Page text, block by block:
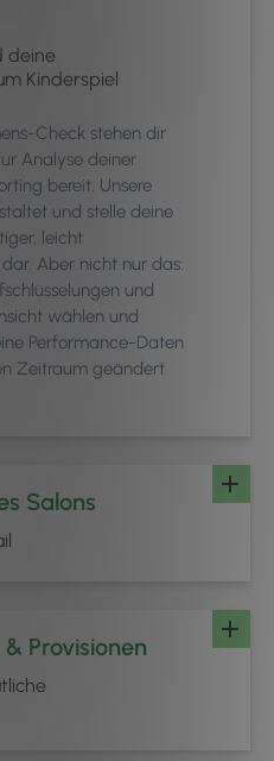
deine
Kinderspiel
Check stehen dir
Analyse deiner
bereit. Unsere
und stelle deine
leicht
Aber nicht nur das:
und
wählen und
Performance-Daten
Zeitraum geändert
Salons
Provisionen